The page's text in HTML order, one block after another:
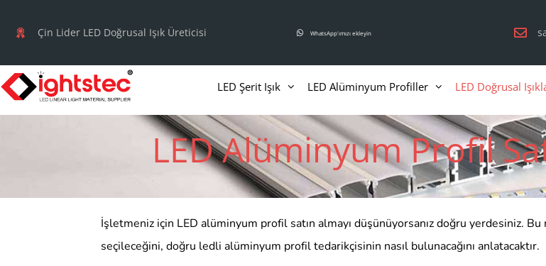
atla
Çin Lider LED Doğrusal Işık Üreticisi WhatsApp'ımızı ekleyin
LED Şerit Işık LED Alüminyum Profiller LED Doğrusal
LED Alüminyum Profil
İşletmeniz için LED alüminyum profil satın almayı düşünüyorsanız doğru yerdesiniz. Bu
seçileceğini, doğru ledli alüminyum profil tedarikçisinin nasıl bulunacağını anlatacaktır.